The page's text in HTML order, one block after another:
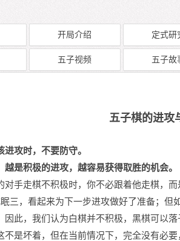
开局介绍 定式研
五子视频 五子故
五子棋的进攻
进攻时，不要防守。
越是积极的进攻，越容易获得取胜的机会。
对手走棋不积极时，你不必跟着他走棋，
三，看起来为下一步进攻做好了准备；但
因此，我们认为白棋并不积极，黑棋可以
不是坏着，但在当前情况下，完全没有必